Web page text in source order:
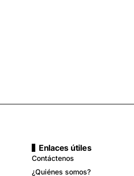
Enlaces útiles
Contáctenos
¿Quiénes somos?